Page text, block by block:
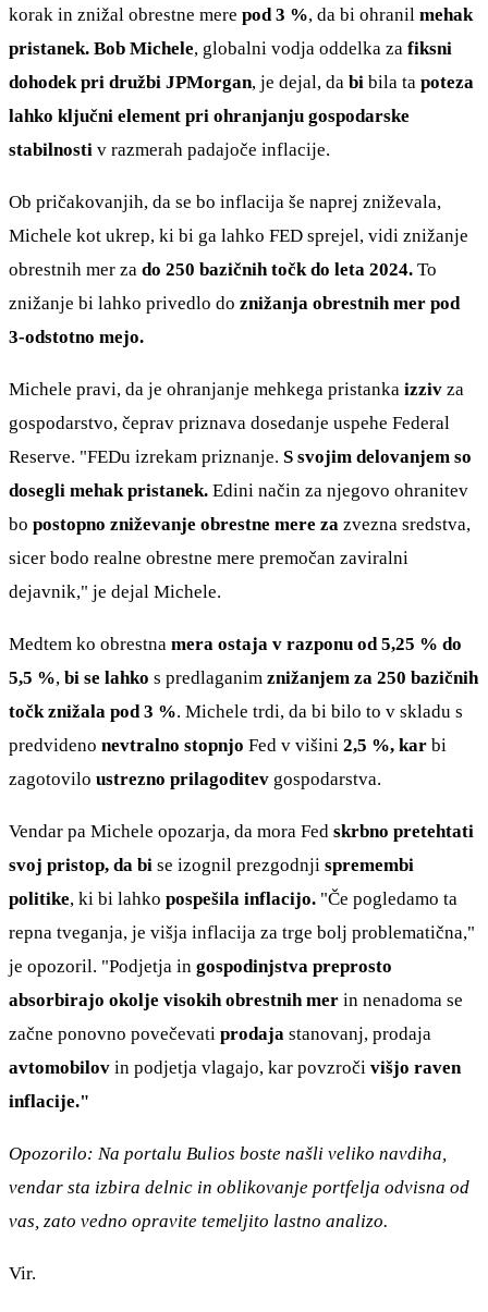
korak in znižal obrestne mere pod 3 %, da bi ohranil mehak
pristanek. Bob Michele, globalni vodja oddelka za fiksni
dohodek pri družbi JPMorgan, je dejal, da bi bila ta poteza
lahko ključni element pri ohranjanju gospodarske
stabilnosti v razmerah padajoče inflacije.
Ob pričakovanjih, da se bo inflacija še naprej zniževala,
Michele kot ukrep, ki bi ga lahko FED sprejel, vidi znižanje
obrestnih mer za do 250 bazičnih točk do leta 2024. To
znižanje bi lahko privedlo do znižanja obrestnih mer pod
3-odstotno mejo.
Michele pravi, da je ohranjanje mehkega pristanka izziv za
gospodarstvo, čeprav priznava dosedanje uspehe Federal
Reserve. "FEDu izrekam priznanje. S svojim delovanjem so
dosegli mehak pristanek. Edini način za njegovo ohranitev
bo postopno zniževanje obrestne mere za zvezna sredstva,
sicer bodo realne obrestne mere premočan zaviralni
dejavnik," je dejal Michele.
Medtem ko obrestna mera ostaja v razponu od 5,25 % do
5,5 %, bi se lahko s predlaganim znižanjem za 250 bazičnih
točk znižala pod 3 %. Michele trdi, da bi bilo to v skladu s
predvideno nevtralno stopnjo Fed v višini 2,5 %, kar bi
zagotovilo ustrezno prilagoditev gospodarstva.
Vendar pa Michele opozarja, da mora Fed skrbno pretehtati
svoj pristop, da bi se izognil prezgodnji spremembi
politike, ki bi lahko pospešila inflacijo. "Če pogledamo ta
repna tveganja, je višja inflacija za trge bolj problematična,"
je opozoril. "Podjetja in gospodinjstva preprosto
absorbirajo okolje visokih obrestnih mer in nenadoma se
začne ponovno povečevati prodaja stanovanj, prodaja
avtomobilov in podjetja vlagajo, kar povzroči višjo raven
inflacije."
Opozorilo: Na portalu Bulios boste našli veliko navdiha,
vendar sta izbira delnic in oblikovanje portfelja odvisna od
vas, zato vedno opravite temeljito lastno analizo.
Vir.